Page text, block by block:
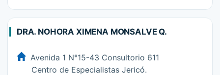
DRA. NOHORA XIMENA MONSALVE Q.
Avenida 1 N°15-43 Consultorio 611
Centro de Especialistas Jericó.